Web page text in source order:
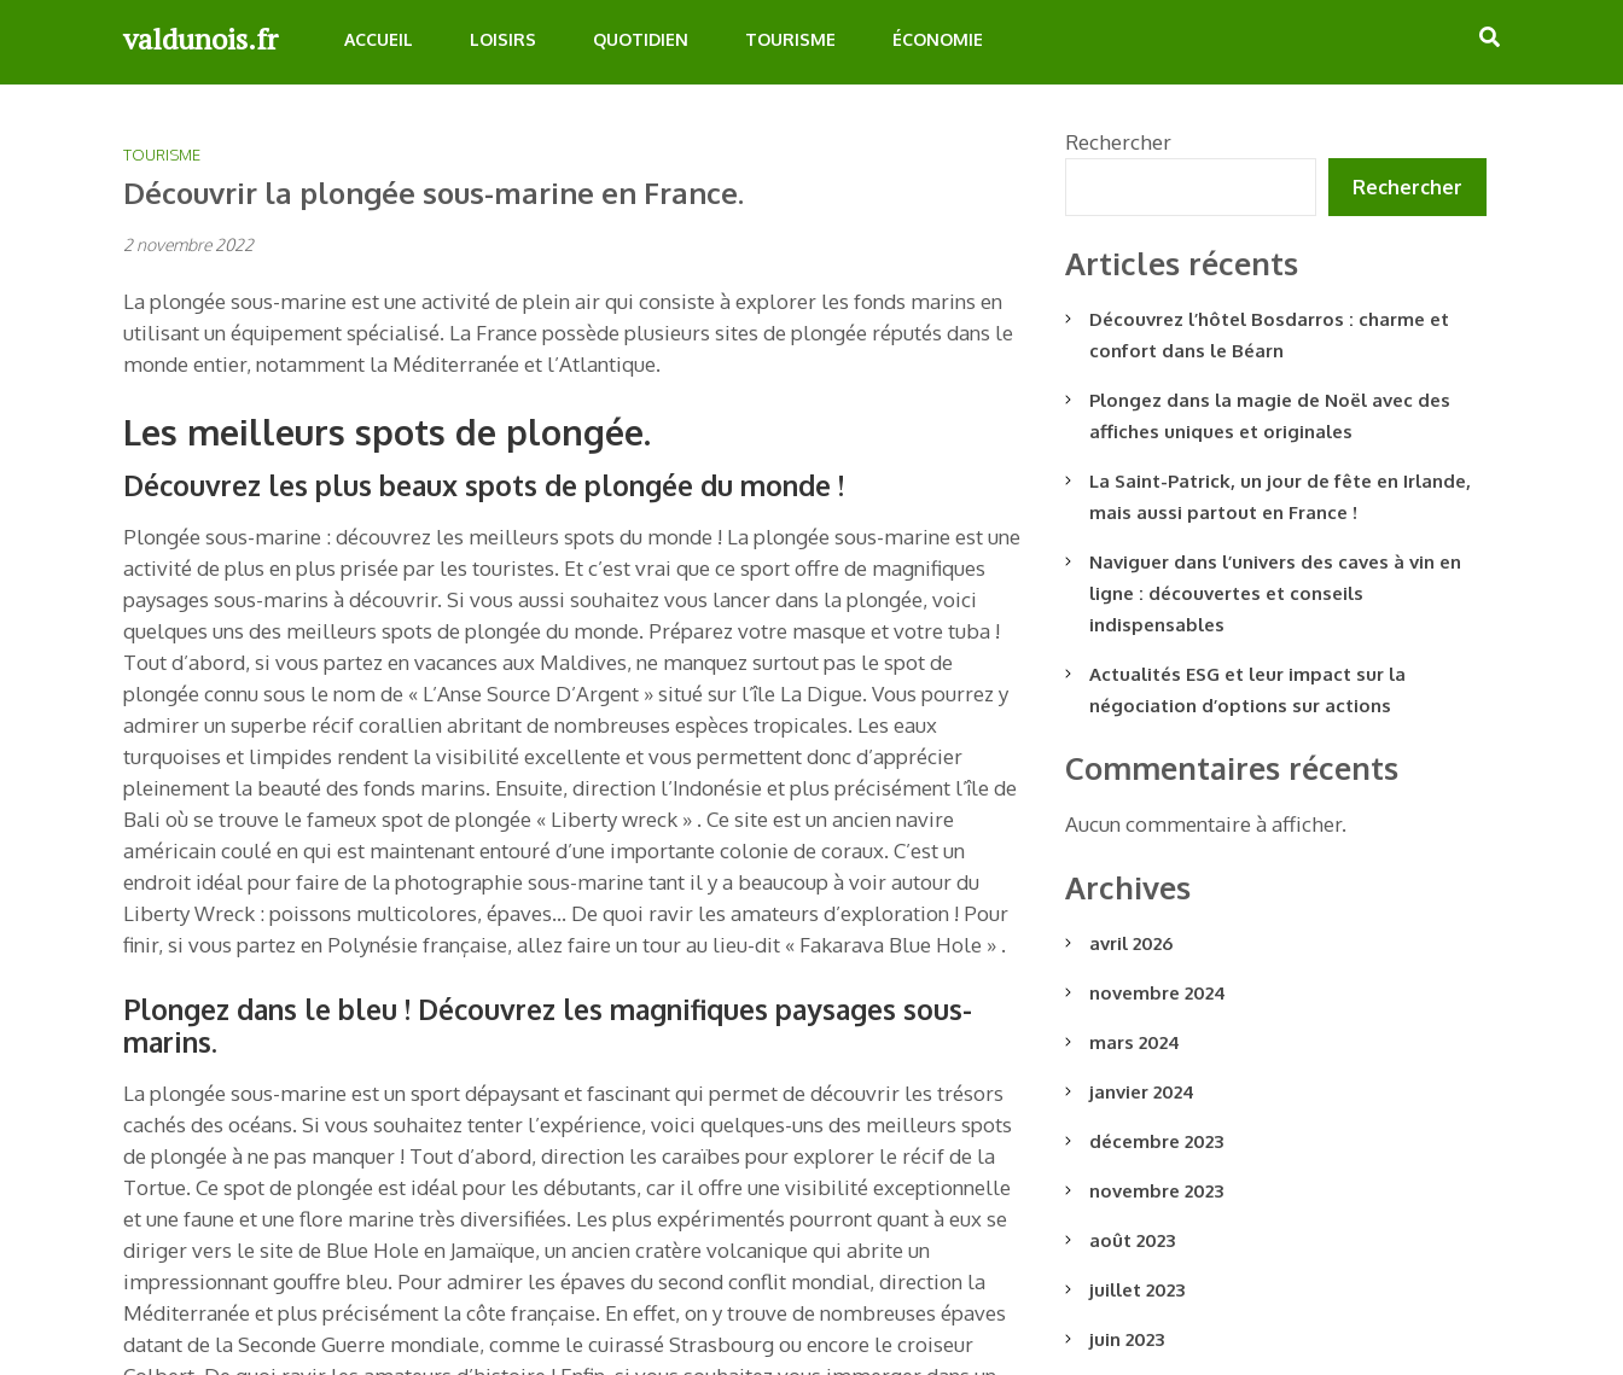
valdunois.fr ACCUEIL LOISIRS QUOTIDIEN TOURISME ÉCONOMIE
TOURISME
Découvrir la plongée sous-marine en France.
2 novembre 2022
La plongée sous-marine est une activité de plein air qui consiste à explorer les fonds marins en
utilisant un équipement spécialisé. La France possède plusieurs sites de plongée réputés dans le
monde entier, notamment la Méditerranée et l’Atlantique.
Les meilleurs spots de plongée.
Découvrez les plus beaux spots de plongée du monde !
Plongée sous-marine : découvrez les meilleurs spots du monde ! La plongée sous-marine est une
activité de plus en plus prisée par les touristes. Et c’est vrai que ce sport offre de magnifiques
paysages sous-marins à découvrir. Si vous aussi souhaitez vous lancer dans la plongée, voici
quelques uns des meilleurs spots de plongée du monde. Préparez votre masque et votre tuba !
Tout d’abord, si vous partez en vacances aux Maldives, ne manquez surtout pas le spot de
plongée connu sous le nom de « L’Anse Source D’Argent » situé sur l’île La Digue. Vous pourrez y
admirer un superbe récif corallien abritant de nombreuses espèces tropicales. Les eaux
turquoises et limpides rendent la visibilité excellente et vous permettent donc d’apprécier
pleinement la beauté des fonds marins. Ensuite, direction l’Indonésie et plus précisément l’île de
Bali où se trouve le fameux spot de plongée « Liberty wreck » . Ce site est un ancien navire
américain coulé en qui est maintenant entouré d’une importante colonie de coraux. C’est un
endroit idéal pour faire de la photographie sous-marine tant il y a beaucoup à voir autour du
Liberty Wreck : poissons multicolores, épaves… De quoi ravir les amateurs d’exploration ! Pour
finir, si vous partez en Polynésie française, allez faire un tour au lieu-dit « Fakarava Blue Hole » .
Plongez dans le bleu ! Découvrez les magnifiques paysages sous-
marins.
La plongée sous-marine est un sport dépaysant et fascinant qui permet de découvrir les trésors
cachés des océans. Si vous souhaitez tenter l’expérience, voici quelques-uns des meilleurs spots
de plongée à ne pas manquer ! Tout d’abord, direction les caraïbes pour explorer le récif de la
Tortue. Ce spot de plongée est idéal pour les débutants, car il offre une visibilité exceptionnelle
et une faune et une flore marine très diversifiées. Les plus expérimentés pourront quant à eux se
diriger vers le site de Blue Hole en Jamaïque, un ancien cratère volcanique qui abrite un
impressionnant gouffre bleu. Pour admirer les épaves du second conflit mondial, direction la
Méditerranée et plus précisément la côte française. En effet, on y trouve de nombreuses épaves
datant de la Seconde Guerre mondiale, comme le cuirassé Strasbourg ou encore le croiseur
Rechercher
Rechercher
Articles récents
Découvrez l’hôtel Bosdarros : charme et
confort dans le Béarn
Plongez dans la magie de Noël avec des
affiches uniques et originales
La Saint-Patrick, un jour de fête en Irlande,
mais aussi partout en France !
Naviguer dans l’univers des caves à vin en
ligne : découvertes et conseils
indispensables
Actualités ESG et leur impact sur la
négociation d’options sur actions
Commentaires récents
Aucun commentaire à afficher.
Archives
avril 2026
novembre 2024
mars 2024
janvier 2024
décembre 2023
novembre 2023
août 2023
juillet 2023
juin 2023